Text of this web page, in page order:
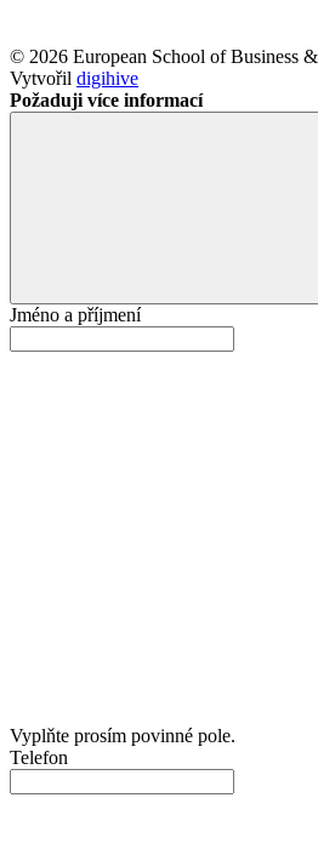
© 2026 European School of Business
Vytvořil digihive
Požaduji více informací
Jméno a příjmení
Vyplňte prosím povinné pole.
Telefon